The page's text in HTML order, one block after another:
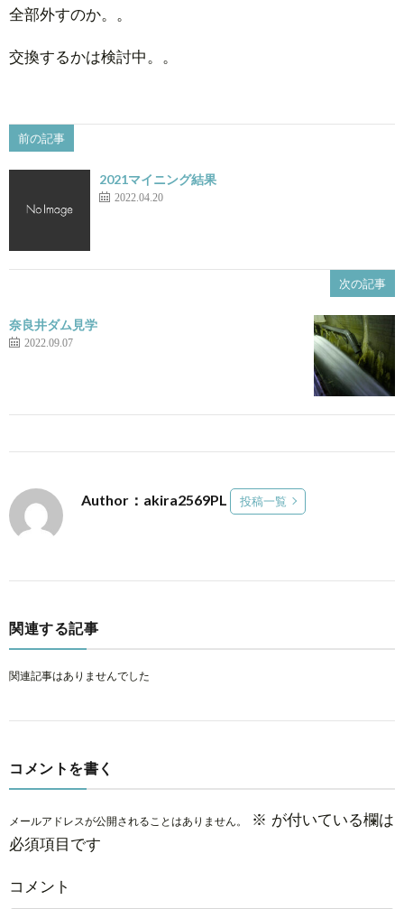
全部外すのか。。
交換するかは検討中。。
前の記事
2021マイニング結果
2022.04.20
次の記事
奈良井ダム見学
2022.09.07
Author：akira2569PL 投稿一覧
関連する記事
関連記事はありませんでした
コメントを書く
メールアドレスが公開されることはありません。 ※ が付いている欄は
必須項目です
コメント